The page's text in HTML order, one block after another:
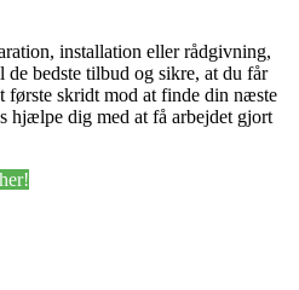
installation eller rådgivning,
bedste tilbud og sikre, at du får
første skridt mod at finde din næste
hjælpe dig med at få arbejdet gjort